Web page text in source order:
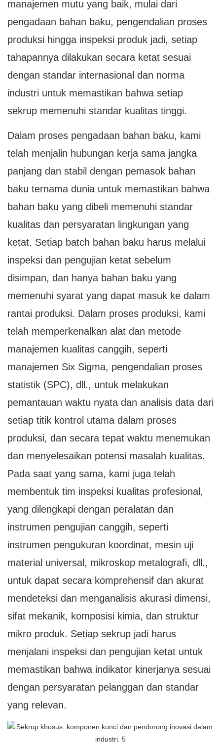
manajemen mutu yang baik, mulai dari
pengadaan bahan baku, pengendalian proses
produksi hingga inspeksi produk jadi, setiap
tahapannya dilakukan secara ketat sesuai
dengan standar internasional dan norma
industri untuk memastikan bahwa setiap
sekrup memenuhi standar kualitas tinggi.
Dalam proses pengadaan bahan baku, kami
telah menjalin hubungan kerja sama jangka
panjang dan stabil dengan pemasok bahan
baku ternama dunia untuk memastikan bahwa
bahan baku yang dibeli memenuhi standar
kualitas dan persyaratan lingkungan yang
ketat. Setiap batch bahan baku harus melalui
inspeksi dan pengujian ketat sebelum
disimpan, dan hanya bahan baku yang
memenuhi syarat yang dapat masuk ke dalam
rantai produksi. Dalam proses produksi, kami
telah memperkenalkan alat dan metode
manajemen kualitas canggih, seperti
manajemen Six Sigma, pengendalian proses
statistik (SPC), dll., untuk melakukan
pemantauan waktu nyata dan analisis data dari
setiap titik kontrol utama dalam proses
produksi, dan secara tepat waktu menemukan
dan menyelesaikan potensi masalah kualitas.
Pada saat yang sama, kami juga telah
membentuk tim inspeksi kualitas profesional,
yang dilengkapi dengan peralatan dan
instrumen pengujian canggih, seperti
instrumen pengukuran koordinat, mesin uji
material universal, mikroskop metalografi, dll.,
untuk dapat secara komprehensif dan akurat
mendeteksi dan menganalisis akurasi dimensi,
sifat mekanik, komposisi kimia, dan struktur
mikro produk. Setiap sekrup jadi harus
menjalani inspeksi dan pengujian ketat untuk
memastikan bahwa indikator kinerjanya sesuai
dengan persyaratan pelanggan dan standar
yang relevan.